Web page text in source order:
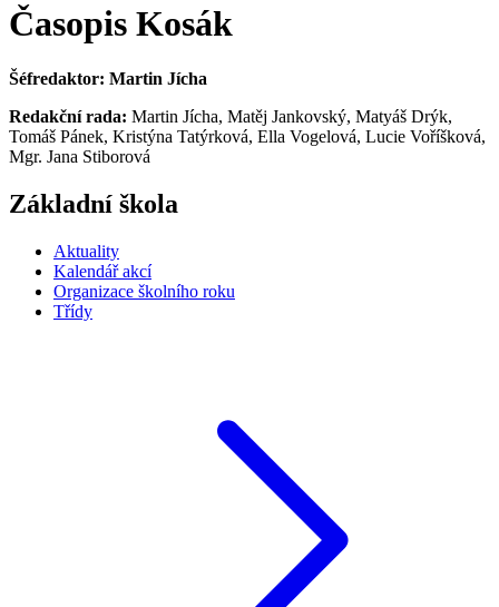
Časopis Kosák
Šéfredaktor: Martin Jícha
Redakční rada: Martin Jícha, Matěj Jankovský, Matyáš Drýk,
Tomáš Pánek, Kristýna Tatýrková, Ella Vogelová, Lucie Voříšková,
Mgr. Jana Stiborová
Základní škola
Aktuality
Kalendář akcí
Organizace školního roku
Třídy